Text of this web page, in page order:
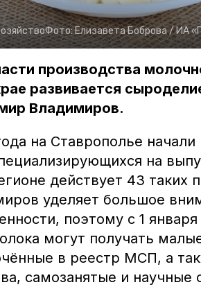
Фото:Елизавета Боброва /ИА
производства
развивается
Владимиров.
на Ставрополье начали
на
действует 43 таких
уделяет большое
поэтому с 1 января
могут получать
в реестр МСП, а
самозанятые и научные